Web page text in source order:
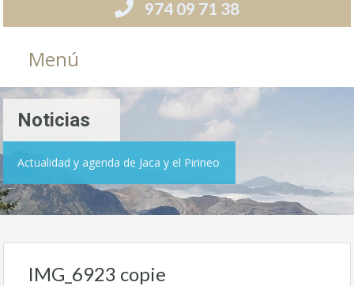
974 09 71 38
Menú
Noticias
Actualidad y agenda de Jaca y el Pirineo
IMG_6923 copie